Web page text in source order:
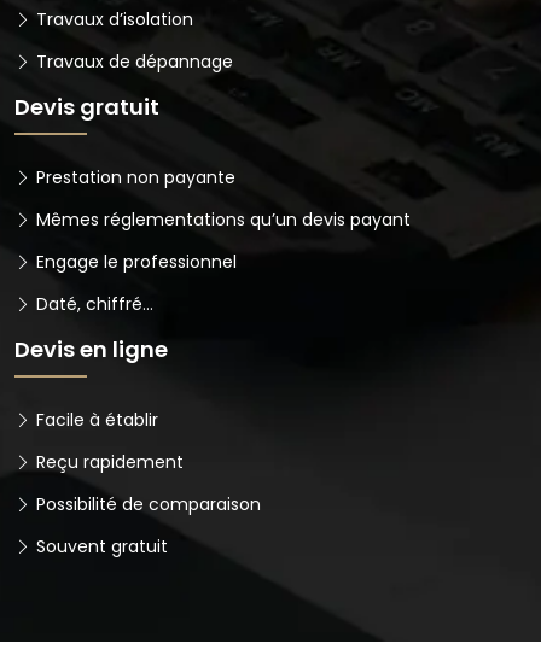
Travaux d’isolation
Travaux de dépannage
Devis gratuit
Prestation non payante
Mêmes réglementations qu’un devis payant
Engage le professionnel
Daté, chiffré…
Devis en ligne
Facile à établir
Reçu rapidement
Possibilité de comparaison
Souvent gratuit